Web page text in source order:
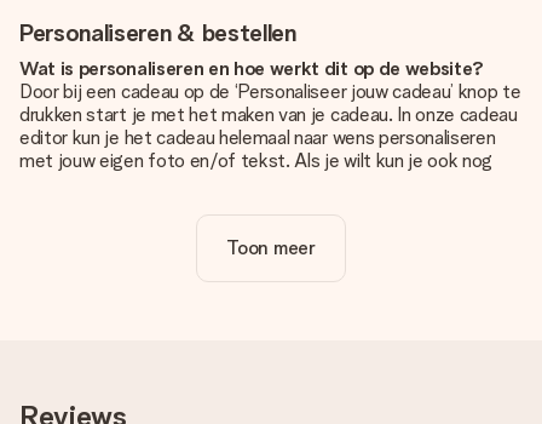
Personaliseren & bestellen
Wat is personaliseren en hoe werkt dit op de website?
Door bij een cadeau op de ‘Personaliseer jouw cadeau’ knop te
drukken start je met het maken van je cadeau. In onze cadeau
editor kun je het cadeau helemaal naar wens personaliseren
met jouw eigen foto en/of tekst. Als je wilt kun je ook nog
Is personalisatie in de prijs inbegrepen?
De prijs die op de website wordt getoond is inclusief de
te gebruiken. Als je niet zeker bent over de kwaliteit van je
Toon meer
Reviews